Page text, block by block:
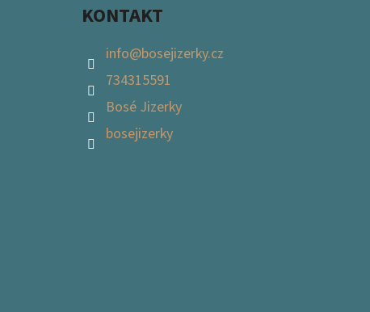
KONTAKT
info@bosejizerky.cz
734315591
Bosé Jizerky
bosejizerky